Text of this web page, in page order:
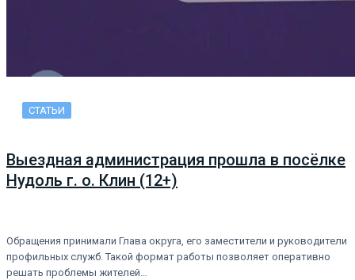
СТАТЬИ
Выездная администрация прошла в посёлке
Нудоль г. о. Клин (12+)
Обращения принимали Глава округа, его заместители и руководители
профильных служб. Такой формат работы позволяет оперативно
решать проблемы жителей…